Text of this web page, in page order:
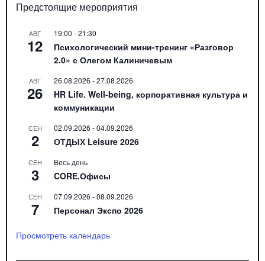
Предстоящие мероприятия
АВГ
12
19:00 -21:30
Психологический мини-тренинг «Разговор
2.0» с Олегом Калиничевым
АВГ
26
26.08.2026 -27.08.2026
HR Life. Well-being, корпоративная культура и
коммуникации
СЕН
2
02.09.2026 -04.09.2026
ОТДЫХ Leisure 2026
СЕН
3
Весь день
CORE.Офисы
СЕН
7
07.09.2026 -08.09.2026
Персонал Экспо 2026
Просмотреть календарь